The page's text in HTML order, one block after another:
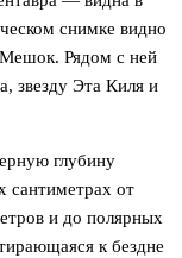
снимке видно
Рядом с ней
звезду Эта Киля и
глубину
сантиметрах от
и до полярных
к бездне